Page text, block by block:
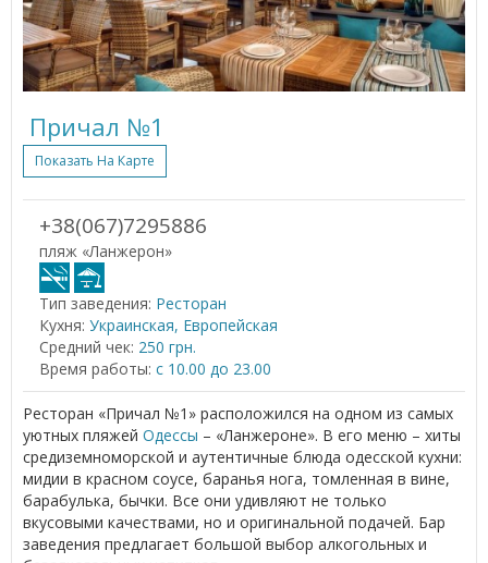
Причал №1
Показать На Карте
+38(067)7295886
пляж «Ланжерон»
Тип заведения: Ресторан
Кухня: Украинская, Европейская
Средний чек: 250 грн.
Время работы: с 10.00 до 23.00
Ресторан «Причал №1» расположился на одном из самых
уютных пляжей Одессы – «Ланжероне». В его меню – хиты
средиземноморской и аутентичные блюда одесской кухни:
мидии в красном соусе, баранья нога, томленная в вине,
барабулька, бычки. Все они удивляют не только
вкусовыми качествами, но и оригинальной подачей. Бар
заведения предлагает большой выбор алкогольных и